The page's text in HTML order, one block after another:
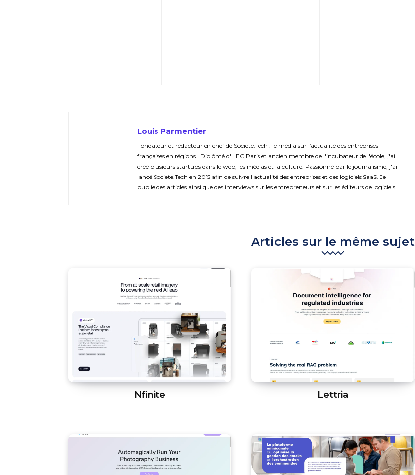
Louis Parmentier
Fondateur et rédacteur en chef de Societe.Tech : le média sur l’actualité des entreprises
françaises en régions ! Diplômé d'HEC Paris et ancien membre de l'incubateur de l'école, j'ai
créé plusieurs startups dans le web, les médias et la culture. Passionné par le journalisme, j'ai
lancé Societe.Tech en 2015 afin de suivre l'actualité des entreprises et des logiciels SaaS. Je
publie des articles ainsi que des interviews sur les entrepreneurs et sur les éditeurs de logiciels.
Articles sur le même sujet
Nfinite Lettria